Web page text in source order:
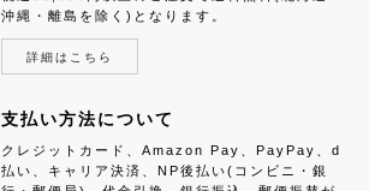
沖縄・離島を除く)となります。
詳細はこちら
支払い方法について
クレジットカード、Amazon Pay、PayPay、d
払い、キャリア決済、NP後払い(コンビニ・銀